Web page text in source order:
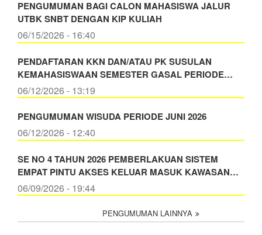
PENGUMUMAN BAGI CALON MAHASISWA JALUR
UTBK SNBT DENGAN KIP KULIAH
06/15/2026 - 16:40
PENDAFTARAN KKN DAN/ATAU PK SUSULAN
KEMAHASISWAAN SEMESTER GASAL PERIODE…
06/12/2026 - 13:19
PENGUMUMAN WISUDA PERIODE JUNI 2026
06/12/2026 - 12:40
SE NO 4 TAHUN 2026 PEMBERLAKUAN SISTEM
EMPAT PINTU AKSES KELUAR MASUK KAWASAN…
06/09/2026 - 19:44
PENGUMUMAN LAINNYA